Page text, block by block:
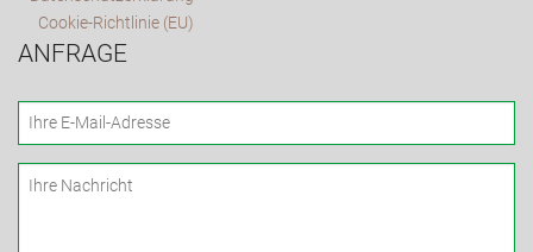
Cookie-Richtlinie (EU)
ANFRAGE